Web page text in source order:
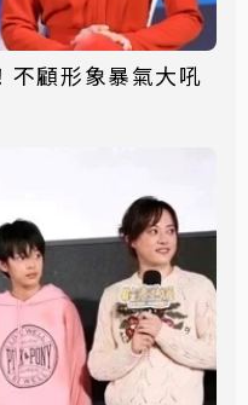
不顧形象暴氣大吼